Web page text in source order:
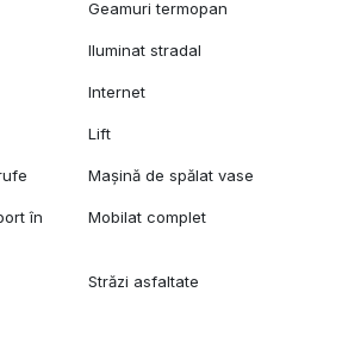
Geamuri termopan
Iluminat stradal
Internet
Lift
Mașină de spălat vase
în
Mobilat complet
Străzi asfaltate